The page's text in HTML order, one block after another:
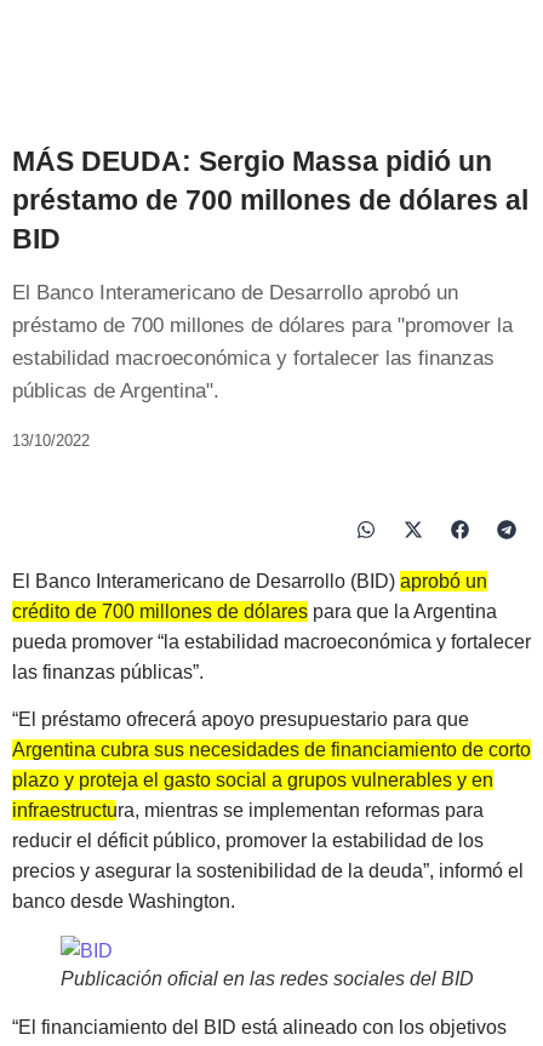
MÁS DEUDA: Sergio Massa pidió un
préstamo de 700 millones de dólares al
BID
El Banco Interamericano de Desarrollo aprobó un
préstamo de 700 millones de dólares para "promover la
estabilidad macroeconómica y fortalecer las finanzas
públicas de Argentina".
13/10/2022
El Banco Interamericano de Desarrollo (BID) aprobó un
crédito de 700 millones de dólares para que la Argentina
pueda promover “la estabilidad macroeconómica y fortalecer
las finanzas públicas”.
“El préstamo ofrecerá apoyo presupuestario para que
Argentina cubra sus necesidades de financiamiento de corto
plazo y proteja el gasto social a grupos vulnerables y en
infraestructura, mientras se implementan reformas para
reducir el déficit público, promover la estabilidad de los
precios y asegurar la sostenibilidad de la deuda”, informó el
banco desde Washington.
Publicación oficial en las redes sociales del BID
“El financiamiento del BID está alineado con los objetivos